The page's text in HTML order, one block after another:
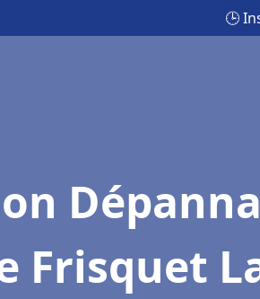
🕒
Frisquet